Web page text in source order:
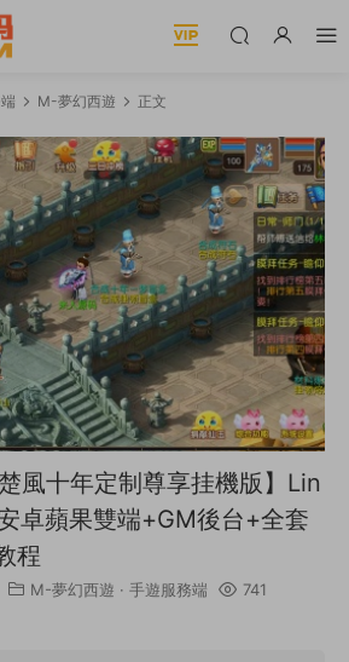
M-夢幻西遊 正文
風十年定制尊享挂機版】Lin
卓蘋果雙端+GM後台+全套
程
M-夢幻西遊 · 手遊服務端
741